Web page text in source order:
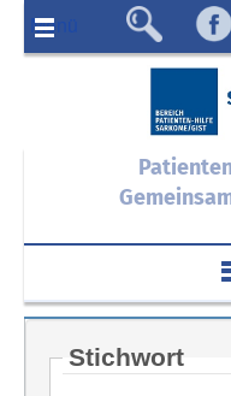
Menü
Stichwort